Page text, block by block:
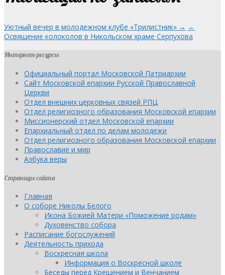
Уютный вечер в молодежном клубе «Трилистник» → ←
Освящение колоколов в Никольском храме Серпухова
Интернет-ресурсы
Официальный портал Московской Патриархии
Сайт Московской епархии Русской Православной
Церкви
Отдел внешних церковных связей РПЦ
Отдел религиозного образования Московской епархии
Миссионерский отдел Московской епархии
Епархиальный отдел по делам молодежи
Отдел религиозного образования Московской епархии
Православие и мир
Азбука веры
Страницы сайта
Главная
О соборе Николы Белого
Икона Божией Матери «Поможение родам»
Духовенство собора
Расписание богослужений
Деятельность прихода
Воскресная школа
Информация о Воскресной школе
Беседы перед Крещением и Венчанием